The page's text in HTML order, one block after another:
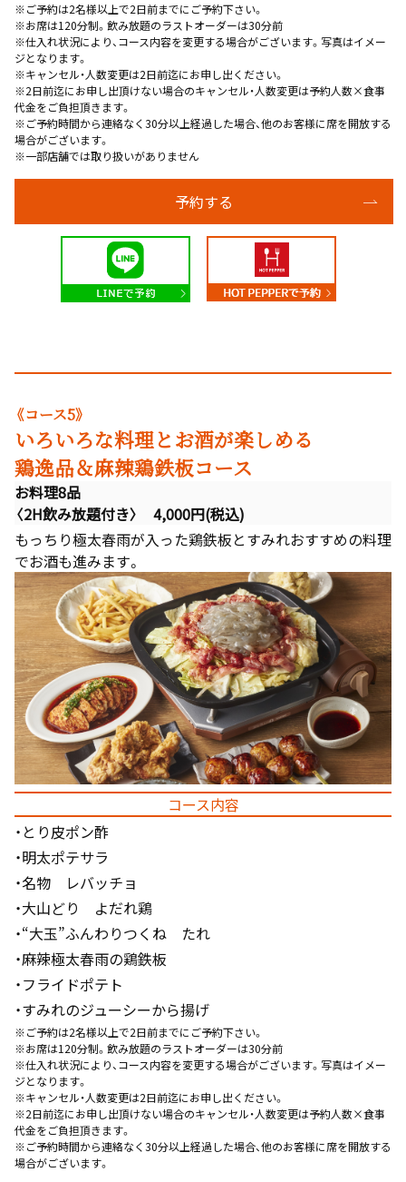
※ご予約は2名様以上で2日前までにご予約下さい。
※お席は120分制。飲み放題のラストオーダーは30分前
※仕入れ状況により、コース内容を変更する場合がございます。写真はイメー
ジとなります。
※キャンセル・人数変更は2日前迄にお申し出ください。
※2日前迄にお申し出頂けない場合のキャンセル・人数変更は予約人数×食事
代金をご負担頂きます。
※ご予約時間から連絡なく30分以上経過した場合、他のお客様に席を開放する
場合がございます。
※一部店舗では取り扱いがありません
予約する
《コース5》
いろいろな料理とお酒が楽しめる
鶏逸品＆麻辣鶏鉄板コース
お料理8品
〈2H飲み放題付き〉 4,000円(税込)
もっちり極太春雨が入った鶏鉄板とすみれおすすめの料理
でお酒も進みます。
コース内容
・とり皮ポン酢
・明太ポテサラ
・名物 レバッチョ
・大山どり よだれ鶏
・“大玉”ふんわりつくね たれ
・麻辣極太春雨の鶏鉄板
・フライドポテト
・すみれのジューシーから揚げ
※ご予約は2名様以上で2日前までにご予約下さい。
※お席は120分制。飲み放題のラストオーダーは30分前
※仕入れ状況により、コース内容を変更する場合がございます。写真はイメー
ジとなります。
※キャンセル・人数変更は2日前迄にお申し出ください。
※2日前迄にお申し出頂けない場合のキャンセル・人数変更は予約人数×食事
代金をご負担頂きます。
※ご予約時間から連絡なく30分以上経過した場合、他のお客様に席を開放する
場合がございます。